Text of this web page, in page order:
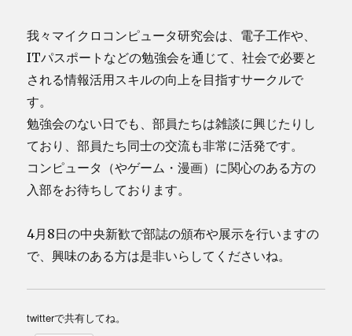
我々マイクロコンピュータ研究会は、電子工作や、
ITパスポートなどの勉強会を通じて、社会で必要と
される情報活用スキルの向上を目指すサークルで
す。
勉強会のない日でも、部員たちは雑談に興じたりし
ており、部員たち同士の交流も非常に活発です。
コンピュータ（やゲーム・漫画）に関心のある方の
入部をお待ちしております。
4月8日の中央新歓で部誌の頒布や展示を行いますの
で、興味のある方は是非いらしてくださいね。
twitterで共有してね。